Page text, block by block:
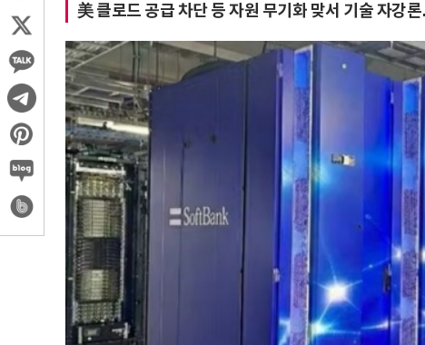
美 클로드 공급 차단 등 자원 무기화 맞서 기술 자강